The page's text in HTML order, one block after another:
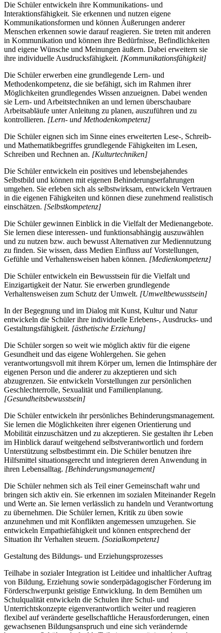
Die Schüler entwickeln ihre Kommunikations- und
Interaktionsfähigkeit. Sie erkennen und nutzen eigene
Kommunikationsformen und können Äußerungen anderer
Menschen erkennen sowie darauf reagieren. Sie treten mit anderen
in Kommunikation und können ihre Bedürfnisse, Befindlichkeiten
und eigene Wünsche und Meinungen äußern. Dabei erweitern sie
ihre individuelle Ausdrucksfähigkeit. [Kommunikationsfähigkeit]
Die Schüler erwerben eine grundlegende Lern- und
Methodenkompetenz, die sie befähigt, sich im Rahmen ihrer
Möglichkeiten grundlegendes Wissen anzueignen. Dabei wenden
sie Lern- und Arbeitstechniken an und lernen überschaubare
Arbeitsabläufe unter Anleitung zu planen, auszuführen und zu
kontrollieren. [Lern- und Methodenkompetenz]
Die Schüler eignen sich im Sinne eines erweiterten Lese-, Schreib-
und Mathematikbegriffes grundlegende Fähigkeiten im Lesen,
Schreiben und Rechnen an. [Kulturtechniken]
Die Schüler entwickeln ein positives und lebensbejahendes
Selbstbild und können mit eigenen Behinderungserfahrungen
umgehen. Sie erleben sich als selbstwirksam, entwickeln Vertrauen
in die eigenen Fähigkeiten und können diese zunehmend realistisch
einschätzen. [Selbstkompetenz]
Die Schüler gewinnen Einblick in die Vielfalt der Medienangebote.
Sie lernen diese interessen- und funktionsabhängig auszuwählen
und zu nutzen bzw. auch bewusst Alternativen zur Mediennutzung
zu finden. Sie wissen, dass Medien Einfluss auf Vorstellungen,
Gefühle und Verhaltensweisen haben können. [Medienkompetenz]
Die Schüler entwickeln ein Bewusstsein für die Vielfalt und
Einzigartigkeit der Natur. Sie erwerben grundlegende
Verhaltensweisen zum Schutz der Umwelt. [Umweltbewusstsein]
In der Begegnung und im Dialog mit Kunst, Kultur und Natur
entwickeln die Schüler ihre individuelle Erlebens-, Ausdrucks- und
Gestaltungsfähigkeit. [ästhetische Erziehung]
Die Schüler sorgen so weit wie möglich aktiv für die eigene
Gesundheit und das eigene Wohlergehen. Sie gehen
verantwortungsvoll mit ihrem Körper um, lernen die Intimsphäre der
eigenen Person und die anderer zu akzeptieren und sich
abzugrenzen. Sie entwickeln Vorstellungen zur persönlichen
Geschlechterrolle, Sexualität und Familienplanung.
[Gesundheitsbewusstsein]
Die Schüler entwickeln ihr persönliches Behinderungsmanagement.
Sie lernen die Möglichkeiten ihrer eigenen Orientierung und
Mobilität einzuschätzen und zu akzeptieren. Sie gestalten ihr Leben
im Hinblick darauf weitgehend selbstverantwortlich und fordern
Unterstützung selbstbestimmt ein. Die Schüler benutzen ihre
Hilfsmittel situationsgerecht und integrieren deren Anwendung in
ihren Lebensalltag. [Behinderungsmanagement]
Die Schüler nehmen sich als Teil einer Gemeinschaft wahr und
bringen sich aktiv ein. Sie erkennen im sozialen Miteinander Regeln
und Werte an. Sie lernen verlässlich zu handeln und Verantwortung
zu übernehmen. Die Schüler lernen, Kritik zu üben sowie
anzunehmen und mit Konflikten angemessen umzugehen. Sie
entwickeln Empathiefähigkeit und können entsprechend der
Situation ihr Verhalten steuern. [Sozialkompetenz]
Gestaltung des Bildungs- und Erziehungsprozesses
Teilhabe in sozialer Integration ist Leitidee und inhaltlicher Auftrag
von Bildung, Erziehung sowie sonderpädagogischer Förderung im
Förderschwerpunkt geistige Entwicklung. In dem Bemühen um
Schulqualität entwickeln die Schulen ihre Schul- und
Unterrichtskonzepte eigenverantwortlich weiter und reagieren
flexibel auf veränderte gesellschaftliche Herausforderungen, einen
gewachsenen Bildungsanspruch und eine sich verändernde